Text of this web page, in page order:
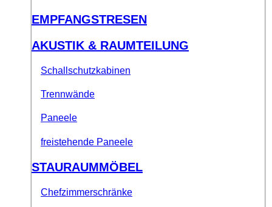
EMPFANGSTRESEN
AKUSTIK & RAUMTEILUNG
Schallschutzkabinen
Trennwände
Paneele
freistehende Paneele
STAURAUMMÖBEL
Chefzimmerschränke